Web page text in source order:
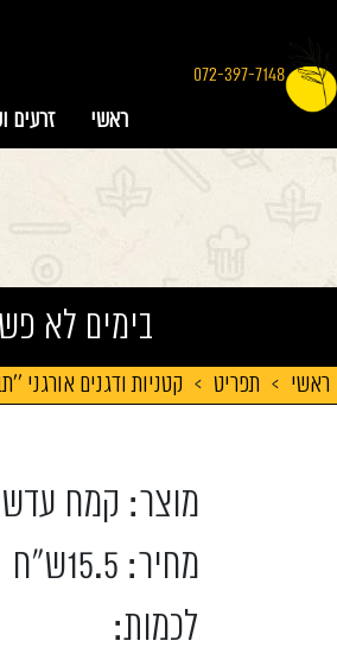
072-397-7148
ראשי זרעים
בימים לא
ראשי > תפריט > קטניות ודגנים אורגני
מוצר: קמח עדש אדום 1
מחיר: 15.5ש"ח
לכמות: